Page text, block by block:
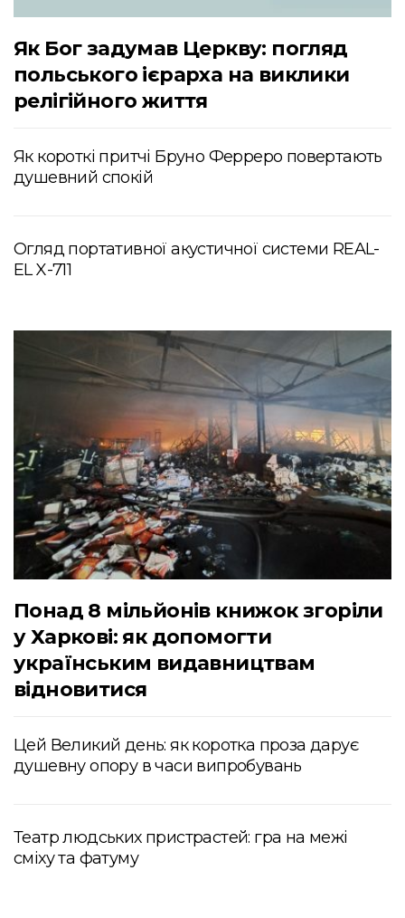
Як Бог задумав Церкву: погляд
польського ієрарха на виклики
релігійного життя
Як короткі притчі Бруно Ферреро повертають
душевний спокій
Огляд портативної акустичної системи REAL-
EL X-711
Понад 8 мільйонів книжок згоріли
у Харкові: як допомогти
українським видавництвам
відновитися
Цей Великий день: як коротка проза дарує
душевну опору в часи випробувань
Театр людських пристрастей: гра на межі
сміху та фатуму